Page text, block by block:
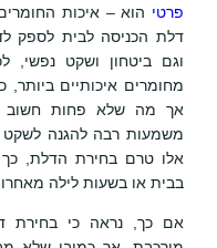
פרטי הוא – איכות
דלת הכניסה לבית לספק
וגם ביטחון ושקט נפשי,
מחומרים איכותיים ביותר,
אך מה שלא פחות חשוב
משמעות רבה להגנה לשקט
אלו טרם בחירת הדלת, כך
בבית או בשעות לילה
אם כך, נראה כי בחירת